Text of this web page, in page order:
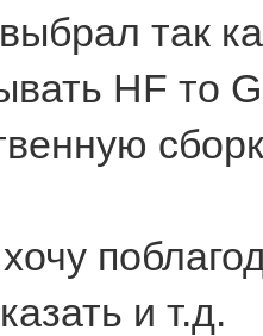
так
HF то
и т.д.